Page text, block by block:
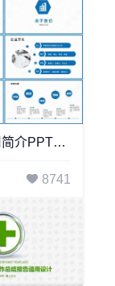
科技蓝公司简介PPT模板
8741